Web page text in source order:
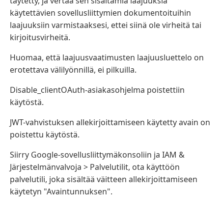
käytettävien sovellusliittymien dokumentoituihin
laajuuksiin varmistaaksesi, ettei siinä ole virheitä tai
kirjoitusvirheitä.
Huomaa, että laajuusvaatimusten laajuusluettelo on
erotettava välilyönnillä, ei pilkuilla.
Disable_clientOAuth-asiakasohjelma poistettiin
käytöstä.
JWT-vahvistuksen allekirjoittamiseen käytetty avain on
poistettu käytöstä.
Siirry Google-sovellusliittymäkonsoliin ja IAM &
Järjestelmänvalvoja > Palvelutilit, ota käyttöön
palvelutili, joka sisältää väitteen allekirjoittamiseen
käytetyn "Avaintunnuksen".